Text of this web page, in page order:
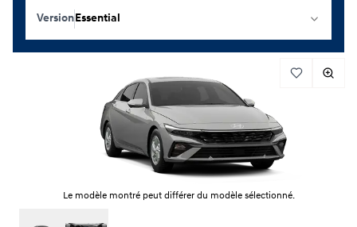
VersionEssential
Le modèle montré peut différer du modèle sélectionné.